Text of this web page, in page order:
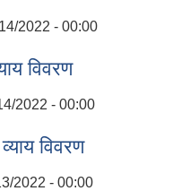
2022 - 00:00
विवरण
2022 - 00:00
विवरण
2022 - 00:00